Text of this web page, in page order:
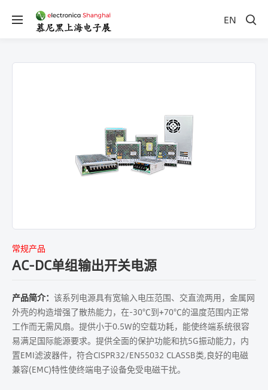
EN
常规产品
AC-DC单组输出开关电源
产品简介： 该系列电源具有宽输入电压范围、交直流两用，金属网
外壳的构造增强了散热能力，在-30℃到+70℃的温度范围内正常
工作而无需风扇。提供小于0.5W的空载功耗，能使终端系统很容
易满足国际能源要求。提供全面的保护功能和抗5G振动能力，内
置EMI滤波器件，符合CISPR32/EN55032 CLASSB类,良好的电磁
兼容(EMC)特性使终端电子设备免受电磁干扰。